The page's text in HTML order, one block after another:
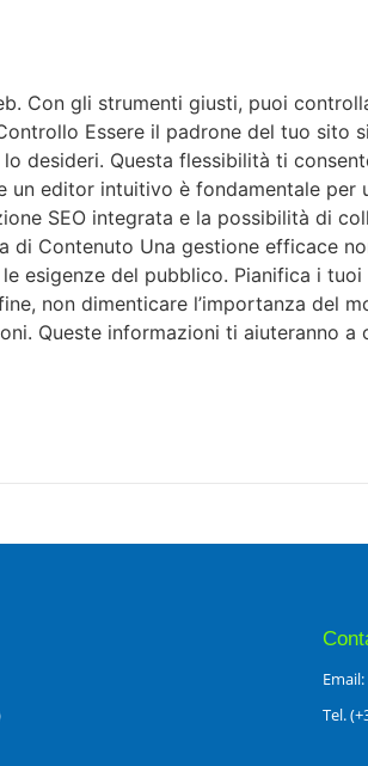
Con gli strumenti giusti, puoi
Essere il padrone del tuo
Questa flessibilità ti
editor intuitivo è fondamentale
SEO integrata e la possibilità di
Contenuto Una gestione efficace
esigenze del pubblico. Pianifica i
non dimenticare l’importanza del
Queste informazioni ti aiuteranno
Tel.